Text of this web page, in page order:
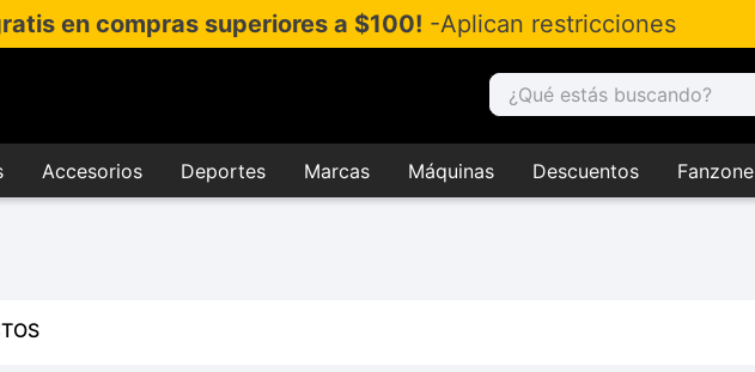
en compras superiores a $100! -Aplican restricciones
¿Qué estás buscando?
Accesorios Deportes Marcas Máquinas Descuentos Fanzone